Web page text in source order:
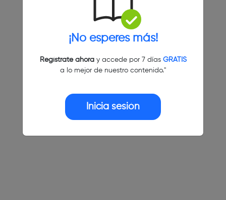
¡No esperes más!
Regístrate ahoray accede por 7 días GRATIS
a lo mejor de nuestro contenido."
Inicia sesión